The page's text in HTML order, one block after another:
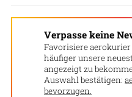
Verpasse keine
Favorisiere
häufiger unsere
angezeigt zu
Auswahl bestätigen:
bevorzugen.